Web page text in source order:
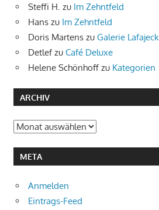
Steffi H. zu Im Zehntfeld
Hans zu Im Zehntfeld
Doris Martens zu Galerie Lafajeck
Detlefzu Café Deluxe
Helene Schönhoff zu Kategorien
ARCHIV
Archiv
META
Anmelden
Eintrags-Feed